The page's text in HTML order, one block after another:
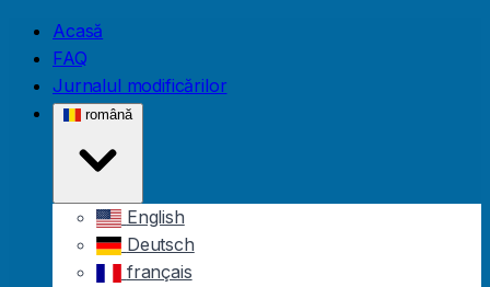
Skip to main content
Acasă
FAQ
Jurnalul modificărilor
română
English
Deutsch
français